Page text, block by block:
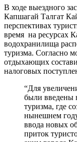
В ходе выездного
Капшагай Талгат
перспективах
время на ресурсах
водохранилища
туризма. Согласно
отдыхающих
налоговых
“Для
были введены
туризма, где
нынешнем году
ввода новых
приток